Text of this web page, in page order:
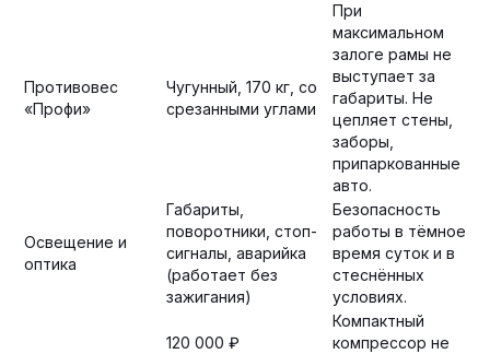
Противовес
«Профи»
Чугунный, 170 кг, со
срезанными углами
При
максимальном
залоге рамы не
выступает за
габариты. Не
цепляет стены,
заборы,
припаркованные
авто.
Освещение и
оптика
Габариты,
поворотники, стоп-
сигналы, аварийка
(работает без
зажигания)
Безопасность
работы в тёмное
время суток и в
стеснённых
условиях.
120 000 ₽
Компактный
компрессор не